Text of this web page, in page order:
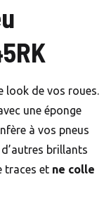
look de vos roues.
une éponge
à vos pneus
d’autres brillants
traces et ne colle